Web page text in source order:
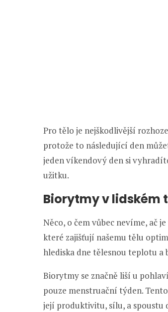
Pro tělo je nejškodlivější
protože to následující den
jeden víkendový den si
užitku.
Biorytmy v lidském
Něco, o čem vůbec nevíme, ač
které zajišťují našemu tělu
hlediska dne tělesnou teplotu a
Biorytmy se značně liší u
pouze menstruační týden.
její produktivitu, sílu, a spoustu